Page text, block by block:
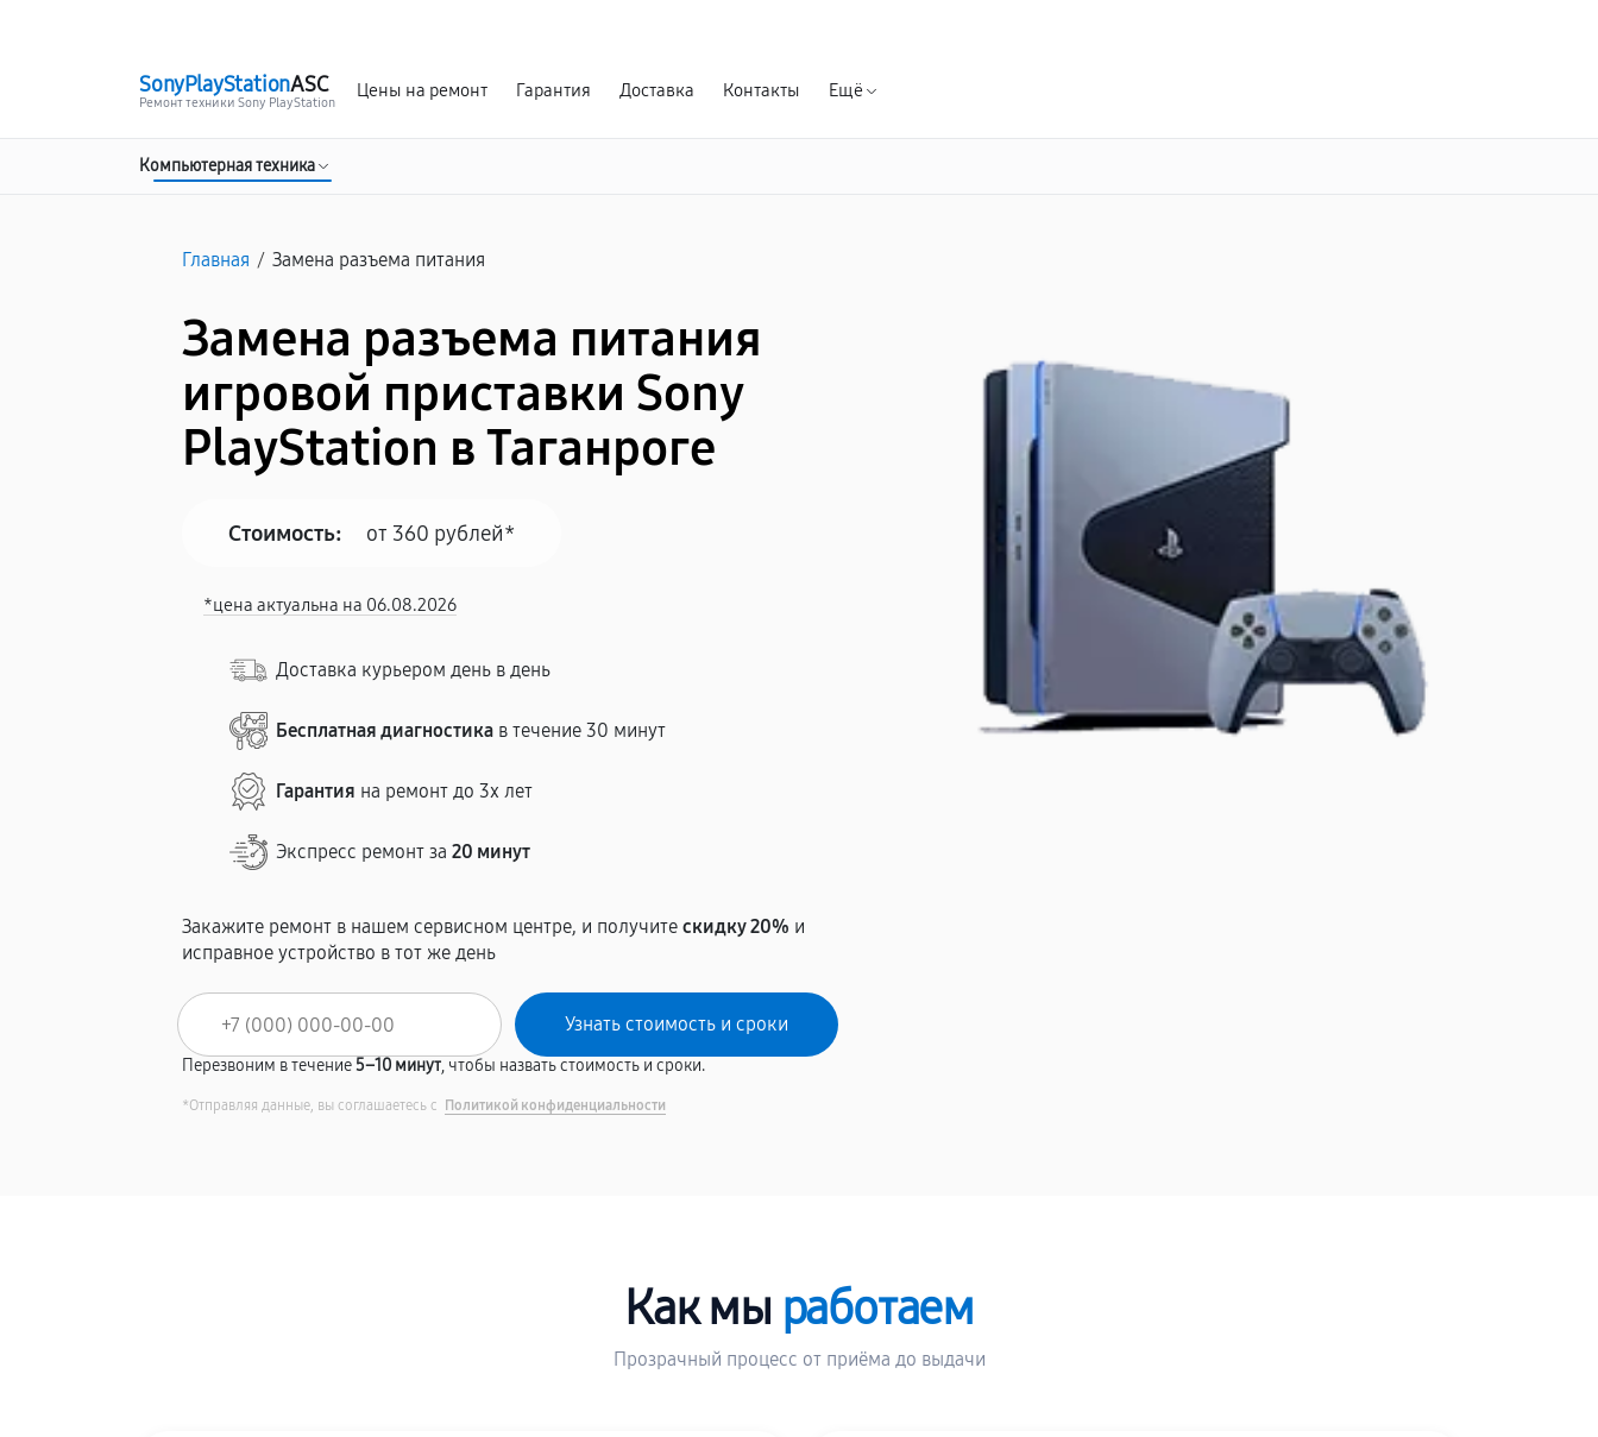
SonyPlayStationASC
Ремонт техники Sony PlayStation
Цены на ремонт Гарантия Доставка Контакты Ещё
Компьютерная техника
Главная / Замена разъема питания
Замена разъема питания
игровой приставки Sony
PlayStation в Таганроге
Стоимость: от 360 рублей*
*цена актуальна на 06.08.2026
Доставка курьером день в день
Бесплатная диагностика в течение 30 минут
Гарантия на ремонт до 3х лет
Экспресс ремонт за20 минут
Закажите ремонт в нашем сервисном центре, и получитескидку 20% и
исправное устройство в тот же день
Перезвоним в течение5–10 минут, чтобы назвать стоимость и сроки.
*Отправляя данные, вы соглашаетесь с Политикой конфиденциальности
Как мы работаем
Прозрачный процесс от приёма до выдачи